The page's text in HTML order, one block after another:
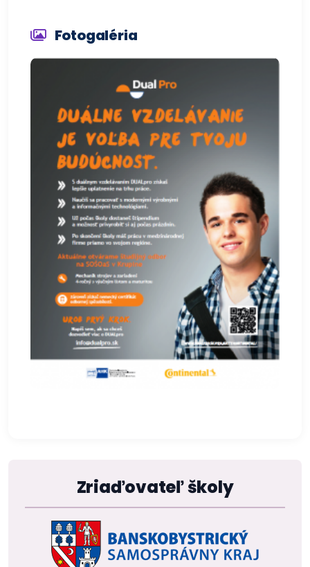
Fotogaléria
Zriaďovateľ školy